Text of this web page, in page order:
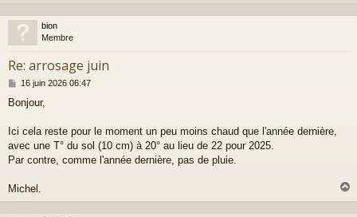
u
bion
Membre
Re: arrosage juin
M
s
a
g
16 juin 2026 06:47
Bonjour,
Ici cela reste pour le moment un peu moins chaud que l'année dernière,
avec une T° du sol (10 cm) à 20° au lieu de 22 pour 2025.
Par contre, comme l'année dernière, pas de pluie.
Michel.
a